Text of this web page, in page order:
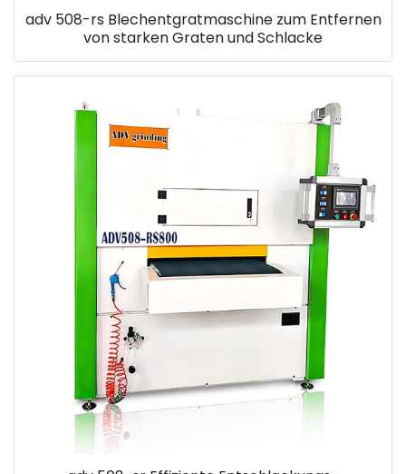
adv 508-rs Blechentgratmaschine zum Entfernen
von starken Graten und Schlacke